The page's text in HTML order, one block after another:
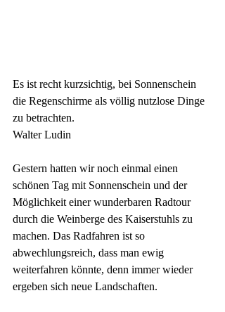
Es ist recht kurzsichtig, bei Sonnenschein
die Regenschirme als völlig nutzlose Dinge
zu betrachten.
Walter Ludin
Gestern hatten wir noch einmal einen
schönen Tag mit Sonnenschein und der
Möglichkeit einer wunderbaren Radtour
durch die Weinberge des Kaiserstuhls zu
machen. Das Radfahren ist so
abwechlungsreich, dass man ewig
weiterfahren könnte, denn immer wieder
ergeben sich neue Landschaften.